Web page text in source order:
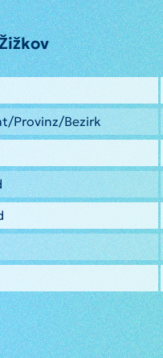
Provinz/Bezirk